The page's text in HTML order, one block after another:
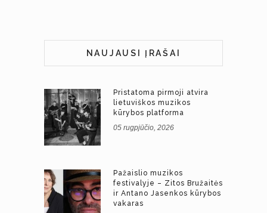
NAUJAUSI ĮRAŠAI
Pristatoma pirmoji atvira
lietuviškos muzikos
kūrybos platforma
05 rugpjūčio, 2026
Pažaislio muzikos
festivalyje – Zitos Bružaitės
ir Antano Jasenkos kūrybos
vakaras